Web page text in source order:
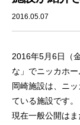
2016.05.07
2016年5月6日（
な」でニッカホ
岡崎施設は、ニ
ている施設です。
現在一般公開は